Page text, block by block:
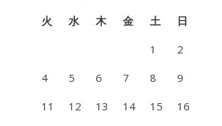
火 水 木 金 土
日
1
2
4 5 6 7 8
9
11 12 13 14 15
16